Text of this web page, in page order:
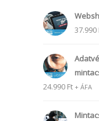
37.990
24.990 Ft + ÁFA